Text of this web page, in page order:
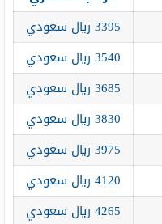
3395 ريال سعودي
3540 ريال سعودي
3685 ريال سعودي
3830 ريال سعودي
3975 ريال سعودي
4120 ريال سعودي
4265 ريال سعودي